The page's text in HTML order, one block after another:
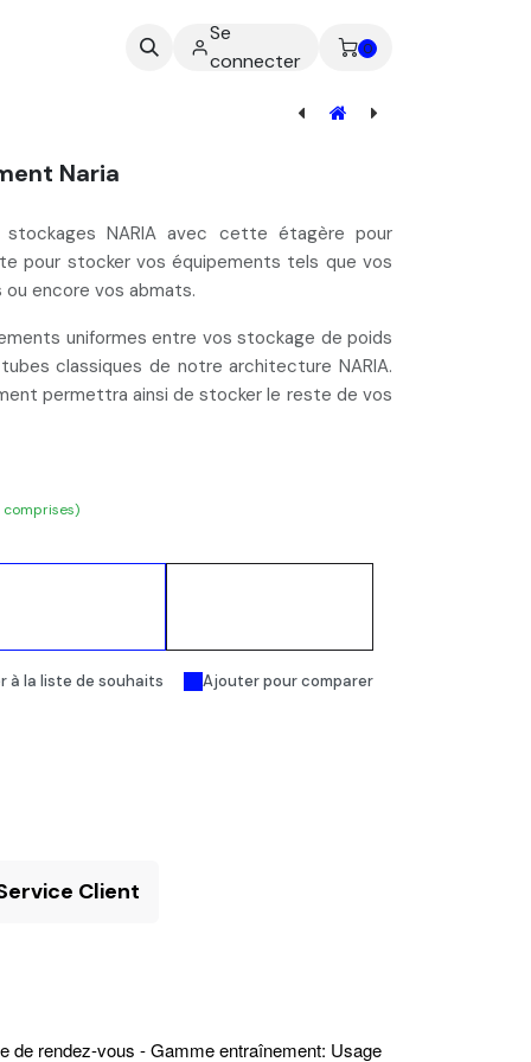
Se
connecter
0
Naria
NARIA avec cette étagère pour
pour stocker vos équipements tels que vos
encore vos abmats.
uniformes entre vos stockage de poids
classiques de notre architecture NARIA.
permettra ainsi de stocker le reste de vos
Ajouter pour comparer
à la liste de souhaits
comprises)
Client
de rendez-vous - Gamme entraînement: Usage